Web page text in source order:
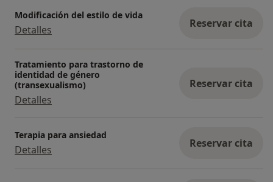
Modificación del estilo de vida
Detalles Reservar cita
Tratamiento para trastorno de
identidad de género
(transexualismo)
Detalles
Reservar cita
Terapia para ansiedad
Detalles Reservar cita